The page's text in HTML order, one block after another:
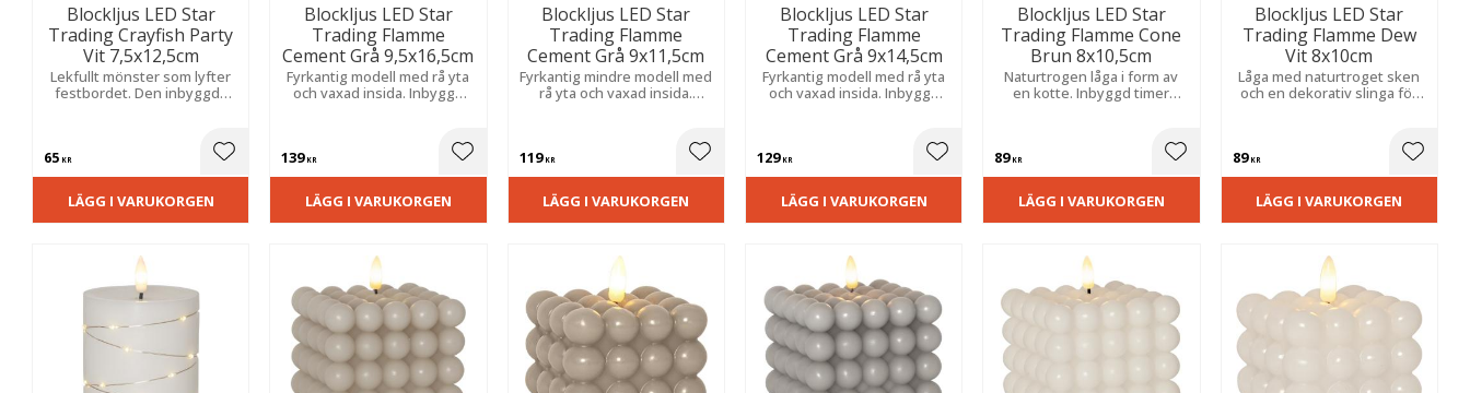
Blockljus LED Star
Trading Crayfish Party
Vit 7,5x12,5cm
Lekfullt mönster som lyfter
festbordet. Den inbyggda
65 KR Lägg till i favoriter
LÄGG I VARUKORGEN
Blockljus LED Star
Trading Flamme
Cement Grå 9,5x16,5cm
Fyrkantig modell med rå yta
och vaxad insida. Inbyggd
dekorativ atmosfär i hela
139KR Lägg till i favoriter
LÄGG I VARUKORGEN
Blockljus LED Star
Trading Flamme
Cement Grå 9x11,5cm
Fyrkantig mindre modell med
rå yta och vaxad insida.
dekorativ atmosfär i hela
hemmet.
119KR Lägg till i favoriter
LÄGG I VARUKORGEN
Blockljus LED Star
Trading Flamme
Cement Grå 9x14,5cm
Fyrkantig modell med rå yta
och vaxad insida. Inbyggd
dekorativ atmosfär i hela
129KR Lägg till i favoriter
LÄGG I VARUKORGEN
Blockljus LED Star
Trading Flamme Cone
Brun 8x10,5cm
Naturtrogen låga i form av
en kotte. Inbyggd timer
atmosfär. Batteri medföljer
89KR Lägg till i favoriter
LÄGG I VARUKORGEN
Blockljus LED Star
Trading Flamme Dew
Vit 8x10cm
Låga med naturtroget sken
och en dekorativ slinga för
89KR Lägg
LÄGG I VARUKORGEN